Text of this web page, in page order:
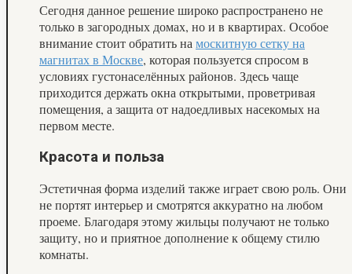
Сегодня данное решение широко распространено не
только в загородных домах, но и в квартирах. Особое
внимание стоит обратить на москитную сетку на
магнитах в Москве, которая пользуется спросом в
условиях густонаселённых районов. Здесь чаще
приходится держать окна открытыми, проветривая
помещения, а защита от надоедливых насекомых на
первом месте.
Красота и польза
Эстетичная форма изделий также играет свою роль. Они
не портят интерьер и смотрятся аккуратно на любом
проеме. Благодаря этому жильцы получают не только
защиту, но и приятное дополнение к общему стилю
комнаты.